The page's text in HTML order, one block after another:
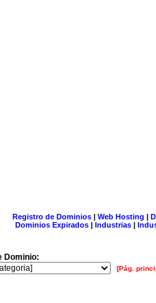
Registro de Dominios| Web Hosting |
Dominios Expirados | Industrias |
Dominio:
[Pág.